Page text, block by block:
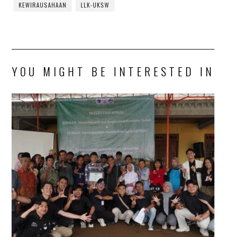
KEWIRAUSAHAAN
LLK-UKSW
YOU MIGHT BE INTERESTED IN